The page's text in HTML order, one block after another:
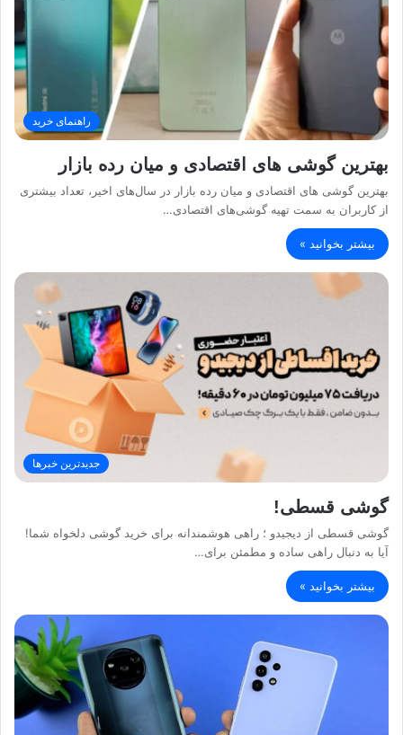
راهنمای خرید
بهترین گوشی‌ های اقتصادی و میان‌ رده بازار
بهترین گوشی‌ های اقتصادی و میان‌ رده بازار در سال‌های اخیر، تعداد بیشتری
از کاربران به سمت تهیه گوشی‌های اقتصادی…
بیشتر بخوانید »
جدیدترین خبرها
گوشی قسطی!
گوشی قسطی از دیجیدو ؛ راهی هوشمندانه برای خرید گوشی دلخواه شما!
آیا به دنبال راهی ساده و مطمئن برای…
بیشتر بخوانید »